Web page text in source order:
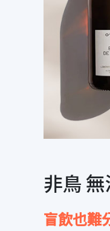
非鳥
盲飲也難